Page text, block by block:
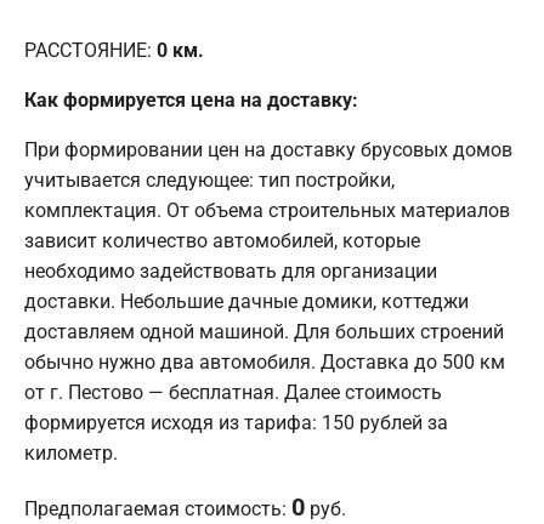
РАССТОЯНИЕ: 0 км.
Как формируется цена на доставку:
При формировании цен на доставку брусовых домов
учитывается следующее: тип постройки,
комплектация. От объема строительных материалов
зависит количество автомобилей, которые
необходимо задействовать для организации
доставки. Небольшие дачные домики, коттеджи
доставляем одной машиной. Для больших строений
обычно нужно два автомобиля. Доставка до 500 км
от г. Пестово — бесплатная. Далее стоимость
формируется исходя из тарифа: 150 рублей за
километр.
Предполагаемая стоимость: 0 руб.